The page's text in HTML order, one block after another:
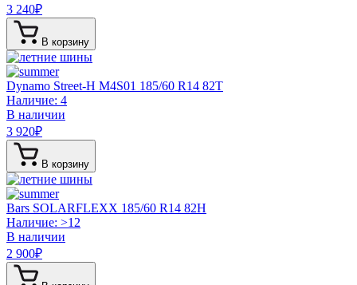
3 240₽
В корзину
Dynamo Street-H M4S01 185/60 R14 82T
Наличие: 4
В наличии
3 920₽
В корзину
Bars SOLARFLEXX 185/60 R14 82H
Наличие: >12
В наличии
2 900₽